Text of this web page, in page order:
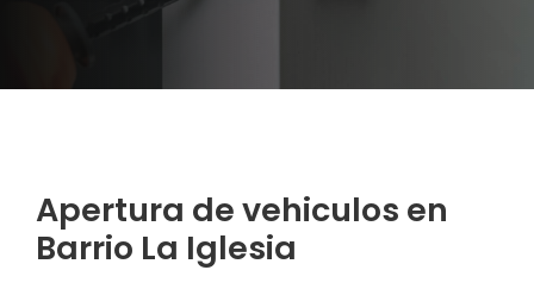
Apertura de vehiculos en
Barrio La Iglesia